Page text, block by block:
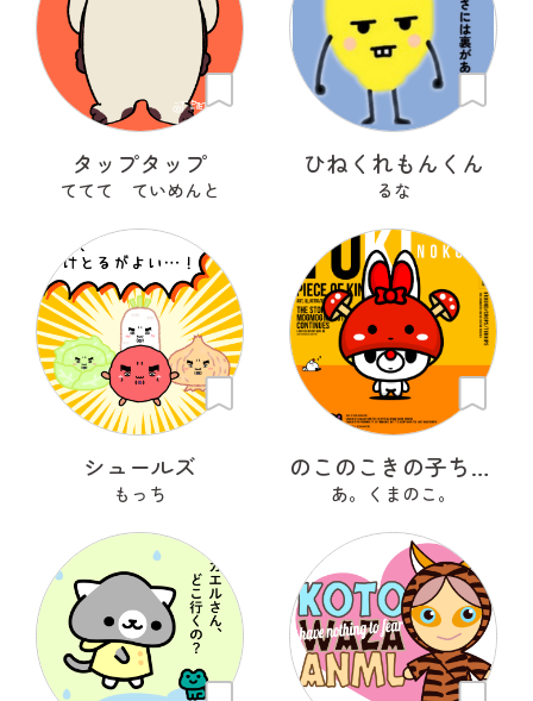
タップタップ
ててて ていめんと
ひねくれもんくん
るな
シュールズ
もっち
のこのこきの子ちゃん
あ。くまのこ。